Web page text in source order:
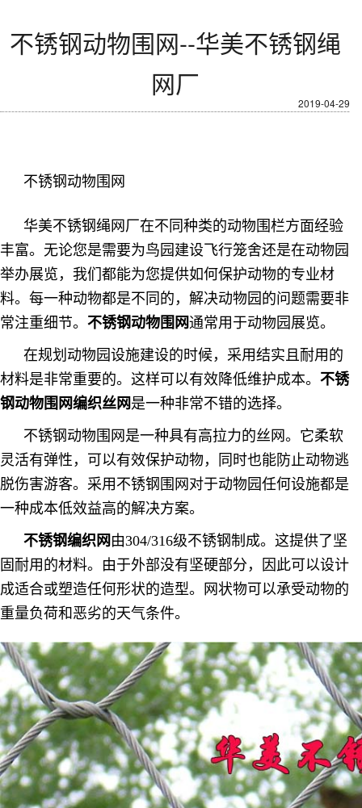
不锈钢动物围网--华美不锈钢绳
网厂
2019-04-29
不锈钢动物围网
华美不锈钢绳网厂在不同种类的动物围栏方面经验
丰富。无论您是需要为鸟园建设飞行笼舍还是在动物园
举办展览，我们都能为您提供如何保护动物的专业材
料。 每一种动物都是不同的， 解决动物园的问题需要非
常注重细节。 不锈钢动物围网通常用于动物园展览。
在规划动物园设施建设的时候，采用结实且耐用的
材料是非常重要的。这样可以有效降低维护成本。 不锈
钢动物围网编织丝网 是一种非常不错的选择。
不锈钢动物围网是一种具有高拉力的丝网。它柔软
灵活有弹性，可以有效保护动物，同时也能防止动物逃
脱伤害游客。采用不锈钢围网对于动物园任何设施都是
一种成本低效益高的解决方案。
不锈钢编织网 由304/316级不锈钢制成。这提供了坚
固耐用的材料。由于外部没有坚硬部分，因此可以设计
成适合或塑造任何形状的造型。网状物可以承受动物的
重量负荷和恶劣的天气条件。